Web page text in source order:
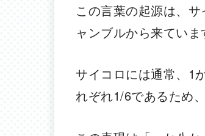
この言葉の起源は、
ャンブルから来ていま
サイコロには通常、1
れぞれ1/6であるため